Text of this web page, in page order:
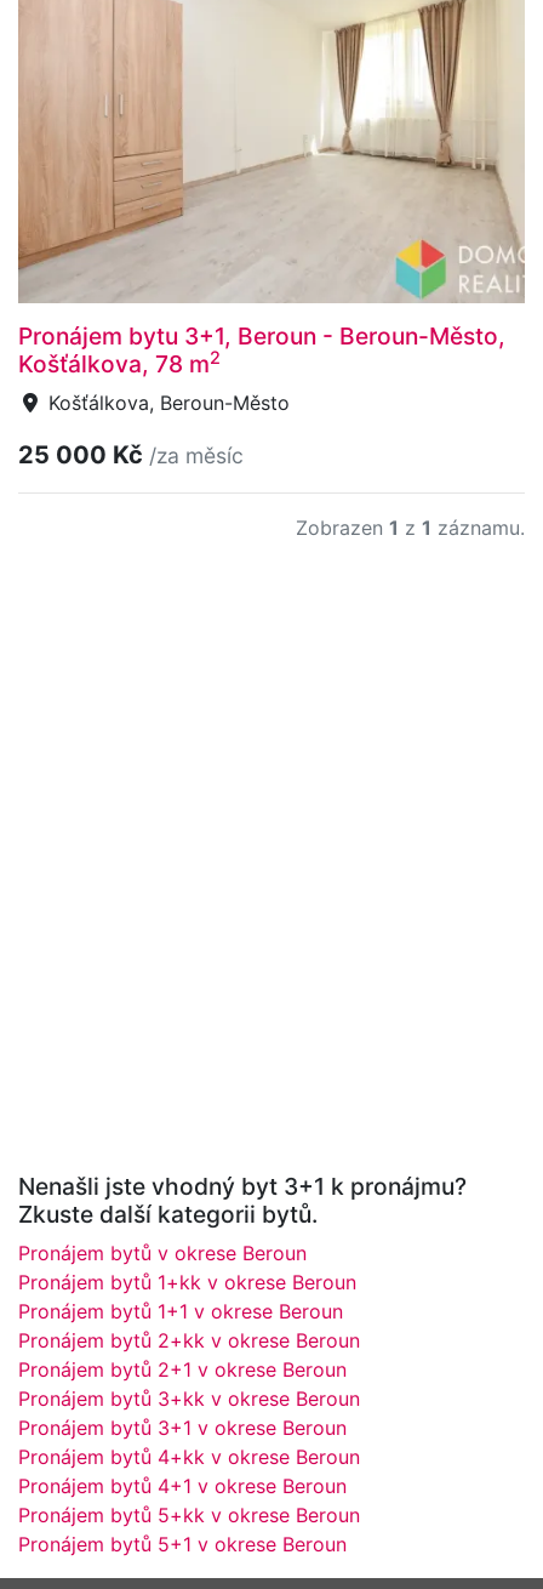
Pronájem bytu 3+1, Beroun - Beroun-Město,
Košťálkova, 78 m2
Košťálkova, Beroun-Město
25 000 Kč /za měsíc
Zobrazen 1 z 1 záznamu.
Nenašli jste vhodný byt 3+1 k pronájmu?
Zkuste další kategorii bytů.
Pronájem bytů v okrese Beroun
Pronájem bytů 1+kk v okrese Beroun
Pronájem bytů 1+1 v okrese Beroun
Pronájem bytů 2+kk v okrese Beroun
Pronájem bytů 2+1 v okrese Beroun
Pronájem bytů 3+kk v okrese Beroun
Pronájem bytů 3+1 v okrese Beroun
Pronájem bytů 4+kk v okrese Beroun
Pronájem bytů 4+1 v okrese Beroun
Pronájem bytů 5+kk v okrese Beroun
Pronájem bytů 5+1 v okrese Beroun